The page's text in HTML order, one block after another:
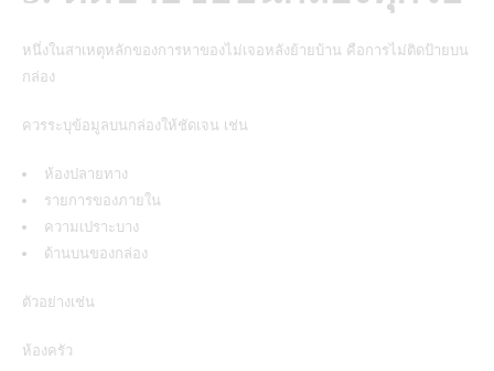
หนึ่งในสาเหตุหลักของการหาของไม่เจอหลังย้ายบ้าน คือการไม่ติดป้ายบน
กล่อง
ควรระบุข้อมูลบนกล่องให้ชัดเจน เช่น
ห้องปลายทาง
รายการของภายใน
ความเปราะบาง
ด้านบนของกล่อง
ตัวอย่างเช่น
ห้องครัว